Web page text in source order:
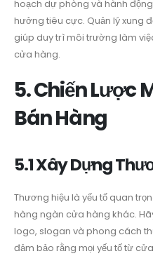
hoạch dự phòng và hành
hưởng tiêu cực. Quản lý xung
giúp duy trì môi trường làm
cửa hàng.
5. Chiến Lược
Bán Hàng
5.1 Xây Dựng
Thương hiệu là yếu tố quan
hàng ngàn cửa hàng khác.
logo, slogan và phong cách
đảm bảo rằng mọi yếu tố từ